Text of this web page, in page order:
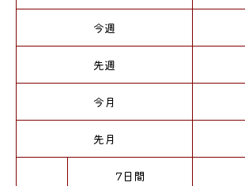
今週
先週
今月
先月
7日間